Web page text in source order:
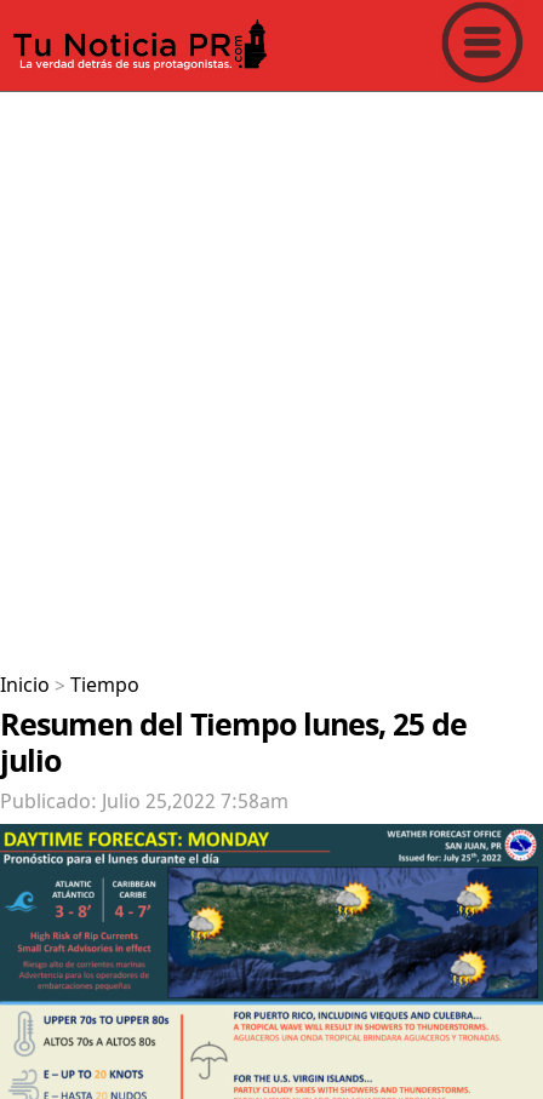
Inicio > Tiempo
Resumen del Tiempo lunes, 25 de
julio
Publicado: Julio 25,2022 7:58am